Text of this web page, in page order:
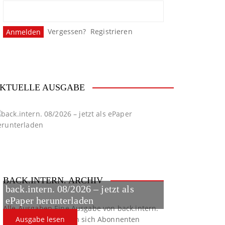
Vergessen? Registrieren
AUSGABE
back.intern. 08/2026 – jetzt als
ePaper herunterladen
Ausgabe lesen
BACK.INTERN. ARCHIV
Alle AusgabenEine Ausgabe von back.intern.
verpasst? Hier können sich Abonnenten